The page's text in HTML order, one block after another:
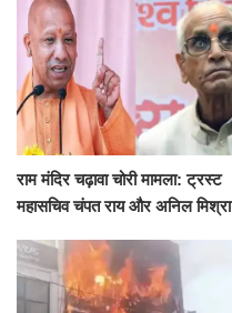
राम मंदिर चढ़ावा चोरी मामला: ट्रस्ट
महासचिव चंपत राय और अनिल मिश्रा
को नहीं...